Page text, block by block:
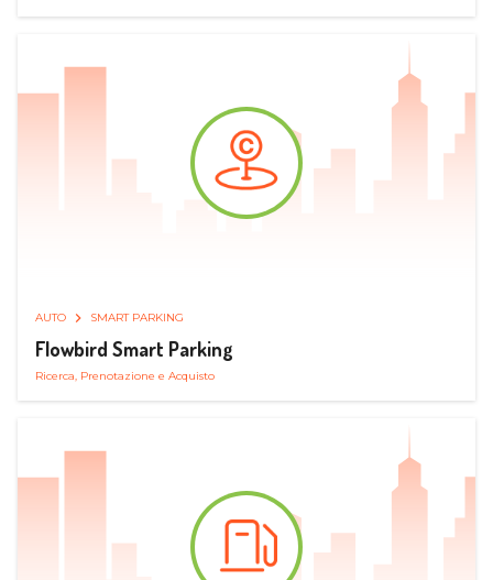
AUTO SMART PARKING
Flowbird Smart Parking
Ricerca, Prenotazione e Acquisto